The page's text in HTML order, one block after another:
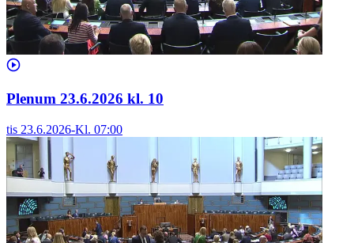
Plenum 23.6.2026 kl. 10
tis 23.6.2026-Kl. 07:00